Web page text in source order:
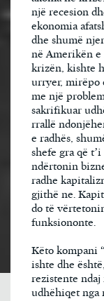
një recesion
ekonomia
dhe shumë
në Amerikën e
krizën, kishte
urryer, mirëpo
me një
sakrifikuar
rrallë
e radhës,
shefe gra që
ndërtonin
radhe
gjithë ne.
do të
funksiononte.
Këto kompani
ishte dhe
rezistente
udhëhiqet nga